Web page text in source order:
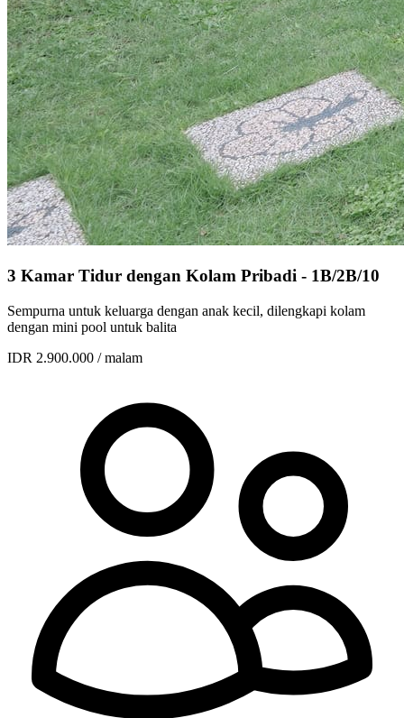
3 Kamar Tidur dengan Kolam Pribadi - 1B/2B/10
Sempurna untuk keluarga dengan anak kecil, dilengkapi kolam
dengan mini pool untuk balita
IDR 2.900.000 / malam